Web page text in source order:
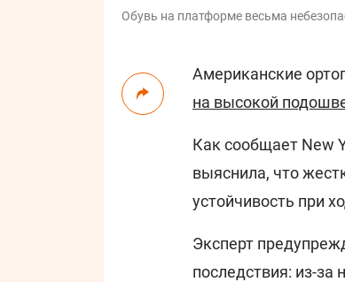
Обувь на платформе весьма
Американские
на высокой
Как сообщает New
выяснила, что
устойчивость при
Эксперт
последствия: из-за